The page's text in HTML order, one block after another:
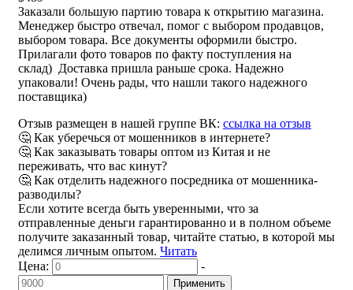
Заказали большую партию товара к открытию магазина.
Менеджер быстро отвечал, помог с выбором продавцов,
выбором товара. Все документы оформили быстро.
Прилагали фото товаров по факту поступления на
склад) Доставка пришла раньше срока. Надежно
упаковали! Очень рады, что нашли такого надежного
поставщика)
Отзыв размещен в нашей группе ВК: ссылка на отзыв
🤔 Как уберечься от мошенников в интернете?
🤔 Как заказывать товары оптом из Китая и не
переживать, что вас кинут?
🤔 Как отделить надежного посредника от мошенника-
разводилы?
Если хотите всегда быть уверенными, что за
отправленные деньги гарантированно и в полном объеме
получите заказанный товар, читайте статью, в которой мы
делимся личным опытом. Читать
Цена: -
Применить